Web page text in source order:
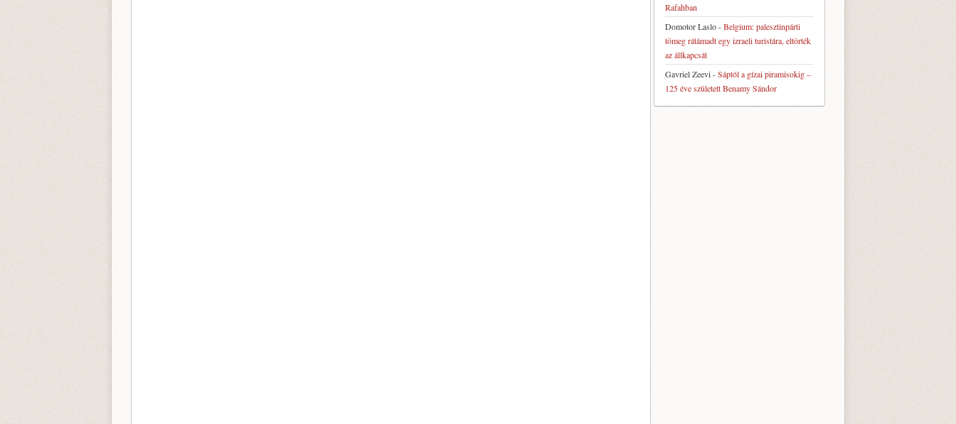
Rafahban
Domotor Laslo-Belgium: palesztinpárti
tömeg rátámadt egy izraeli turistára, eltörték
az állkapcsát
Gavriel Zeevi-Sáptól a gízai piramisokig –
125 éve született Benamy Sándor